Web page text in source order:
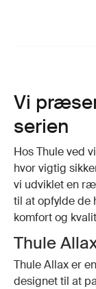
Vi
serien
Hos Thule ved
hvor vigtig
vi udviklet en
til at opfylde de
komfort og
Thule
Thule Allax er
designet til at